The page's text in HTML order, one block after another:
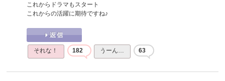
これからドラマもスタート
これからの活躍に期待ですね♪
それな！ 182 うーん… 63